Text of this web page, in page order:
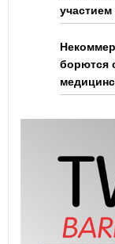
борются